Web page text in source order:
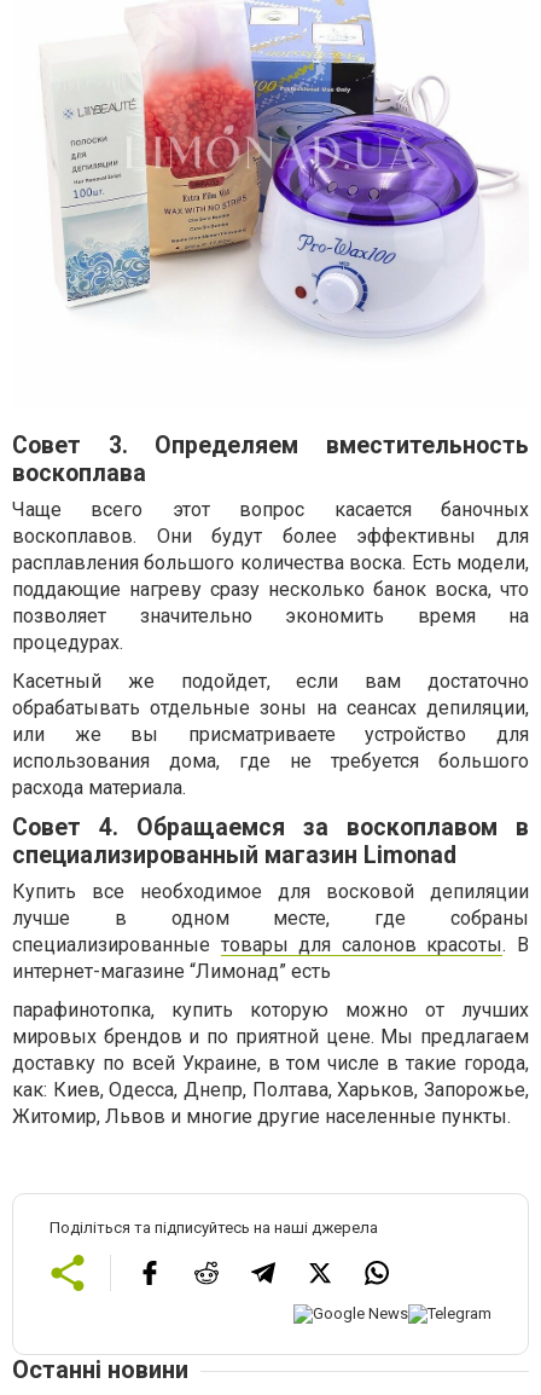
Совет 3. Определяем вместительность
воскоплава
Чаще всего этот вопрос касается баночных
воскоплавов. Они будут более эффективны для
расплавления большого количества воска. Есть модели,
поддающие нагреву сразу несколько банок воска, что
позволяет значительно экономить время на
процедурах.
Касетный же подойдет, если вам достаточно
обрабатывать отдельные зоны на сеансах депиляции,
или же вы присматриваете устройство для
использования дома, где не требуется большого
расхода материала.
Совет 4. Обращаемся за воскоплавом в
специализированный магазин Limonad
Купить все необходимое для восковой депиляции
лучше в одном месте, где собраны
специализированные товары для салонов красоты. В
интернет-магазине “Лимонад” есть
парафинотопка, купить которую можно от лучших
мировых брендов и по приятной цене. Мы предлагаем
доставку по всей Украине, в том числе в такие города,
как: Киев, Одесса, Днепр, Полтава, Харьков, Запорожье,
Житомир, Львов и многие другие населенные пункты.
Поділіться та підписуйтесь на наші джерела
Останні новини